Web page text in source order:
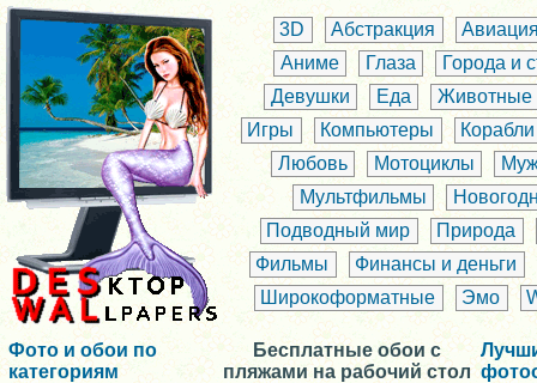
3D Абстракция
Аниме
Глаза
Города и
Девушки
Еда
Животные
Игры
Компьютеры
Корабли
Любовь
Мотоциклы
Мультфильмы
Подводный мир
Природа
Фильмы
Финансы и деньги
Широкоформатные
Эмо
Фото и обои по
категориям
Бесплатные обои с
пляжами на рабочий стол